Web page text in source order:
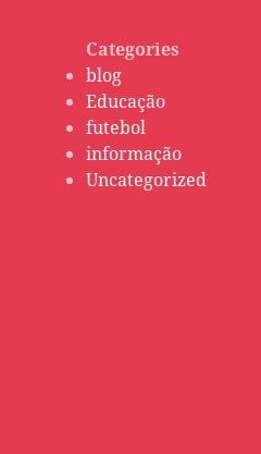
Categories
blog
Educação
futebol
informação
Uncategorized